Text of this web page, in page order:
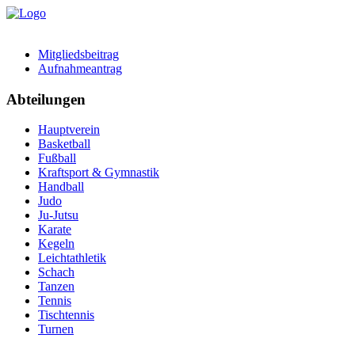
Mitgliedsbeitrag
Aufnahmeantrag
Abteilungen
Hauptverein
Basketball
Fußball
Kraftsport & Gymnastik
Handball
Judo
Ju-Jutsu
Karate
Kegeln
Leichtathletik
Schach
Tanzen
Tennis
Tischtennis
Turnen